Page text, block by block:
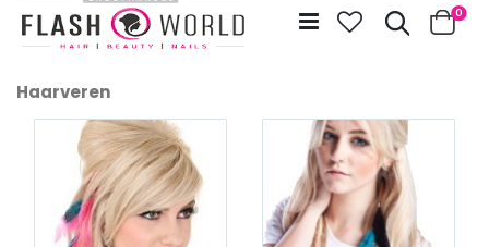
de
inhoud
Zoek
Cart
0
Haarveren